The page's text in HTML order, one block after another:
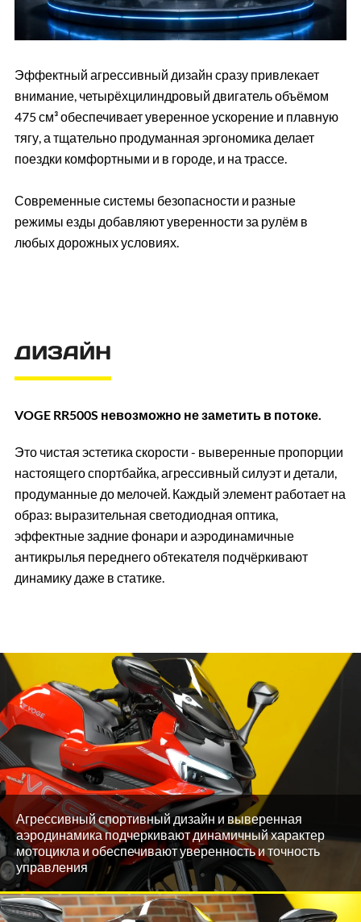
Эффектный агрессивный дизайн сразу привлекает
внимание, четырёхцилиндровый двигатель объёмом
475 см³ обеспечивает уверенное ускорение и плавную
тягу, а тщательно продуманная эргономика делает
поездки комфортными и в городе, и на трассе.
Современные системы безопасности и разные
режимы езды добавляют уверенности за рулём в
любых дорожных условиях.
ДИЗАЙН
VOGE RR500S невозможно не заметить в потоке.
Это чистая эстетика скорости - выверенные пропорции
настоящего спортбайка, агрессивный силуэт и детали,
продуманные до мелочей. Каждый элемент работает на
образ: выразительная светодиодная оптика,
эффектные задние фонари и аэродинамичные
антикрылья переднего обтекателя подчёркивают
динамику даже в статике.
Агрессивный спортивный дизайн и выверенная
аэродинамика подчеркивают динамичный характер
мотоцикла и обеспечивают уверенность и точность
управления